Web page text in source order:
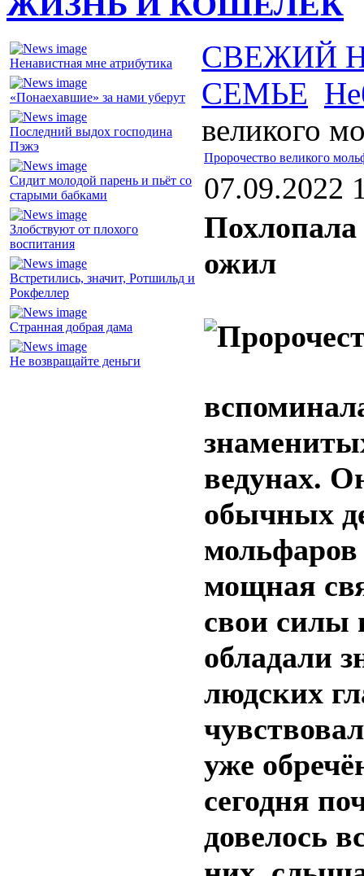
Ненавистная мне атрибутика
«Понаехавшие» за нами уберут
Последний выдох господина
Пэжэ
Сидит молодой парень и пьёт со
старыми бабками
Злобствуют от плохого
воспитания
Встретились, значит, Ротшильд и
Рокфеллер
Странная добрая дама
Не возвращайте деньги
СВЕЖИЙ
СЕМЬЕ
великого
Пророчество великого
07.09.2022
ожил
ведунах.
обычных
мольфаров
мощная
свои силы
обладали
людских
уже
сегодня
довелось